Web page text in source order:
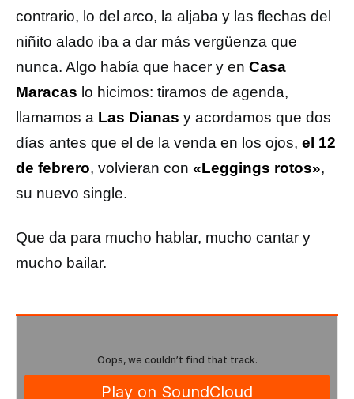
contrario, lo del arco, la aljaba y las flechas del
niñito alado iba a dar más vergüenza que
nunca. Algo había que hacer y en Casa
Maracas lo hicimos: tiramos de agenda,
llamamos a Las Dianas y acordamos que dos
días antes que el de la venda en los ojos, el 12
de febrero, volvieran con «Leggings rotos»,
su nuevo single.
Que da para mucho hablar, mucho cantar y
mucho bailar.